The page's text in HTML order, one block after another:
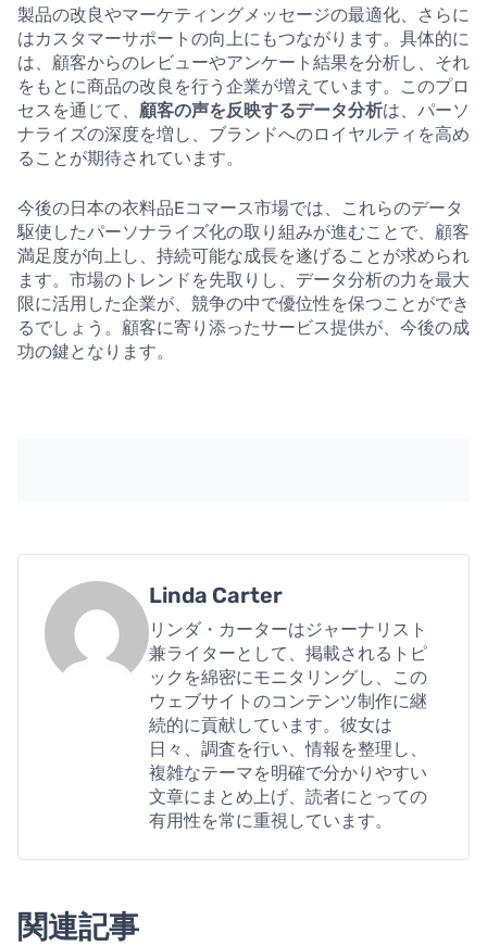
製品の改良やマーケティングメッセージの最適化、さらに
はカスタマーサポートの向上にもつながります。具体的に
は、顧客からのレビューやアンケート結果を分析し、それ
をもとに商品の改良を行う企業が増えています。このプロ
セスを通じて、 顧客の声を反映するデータ分析は、パーソ
ナライズの深度を増し、ブランドへのロイヤルティを高め
ることが期待されています。
今後の日本の衣料品Eコマース市場では、これらのデータ
駆使したパーソナライズ化の取り組みが進むことで、顧客
満足度が向上し、持続可能な成長を遂げることが求められ
ます。市場のトレンドを先取りし、データ分析の力を最大
限に活用した企業が、競争の中で優位性を保つことができ
るでしょう。顧客に寄り添ったサービス提供が、今後の成
功の鍵となります。
Linda Carter
リンダ・カーターはジャーナリスト
兼ライターとして、掲載されるトピ
ックを綿密にモニタリングし、この
ウェブサイトのコンテンツ制作に継
続的に貢献しています。彼女は
日々、調査を行い、情報を整理し、
複雑なテーマを明確で分かりやすい
文章にまとめ上げ、読者にとっての
有用性を常に重視しています。
関連記事